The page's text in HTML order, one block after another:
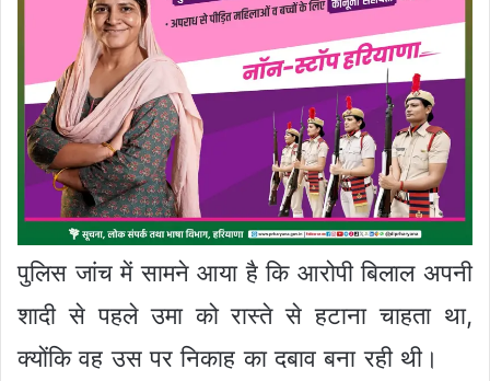
पुलिस जांच में सामने आया है कि आरोपी बिलाल अपनी
शादी से पहले उमा को रास्ते से हटाना चाहता था,
क्योंकि वह उस पर निकाह का दबाव बना रही थी।